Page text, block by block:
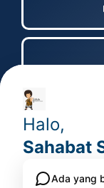
Copyright 2017 –
Pelaksana